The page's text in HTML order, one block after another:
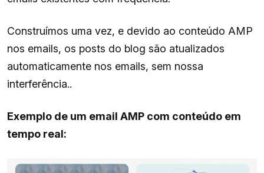
Construímos uma vez, e devido ao conteúdo AMP
nos emails, os posts do blog são atualizados
automaticamente nos emails, sem nossa
interferência..
Exemplo de um email AMP com conteúdo em
tempo real: